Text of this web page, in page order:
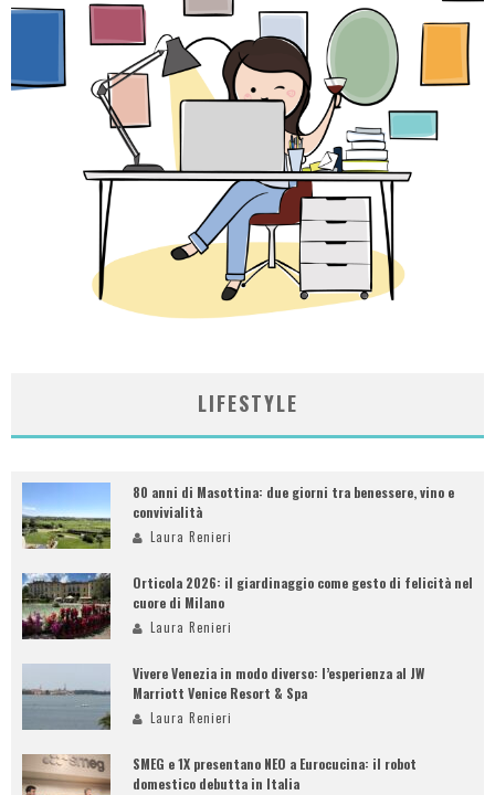
LIFESTYLE
80 anni di Masottina: due giorni tra benessere, vino e
convivialità
Laura Renieri
Orticola 2026: il giardinaggio come gesto di felicità nel
cuore di Milano
Laura Renieri
Vivere Venezia in modo diverso: l’esperienza al JW
Marriott Venice Resort & Spa
Laura Renieri
SMEG e 1X presentano NEO a Eurocucina: il robot
domestico debutta in Italia